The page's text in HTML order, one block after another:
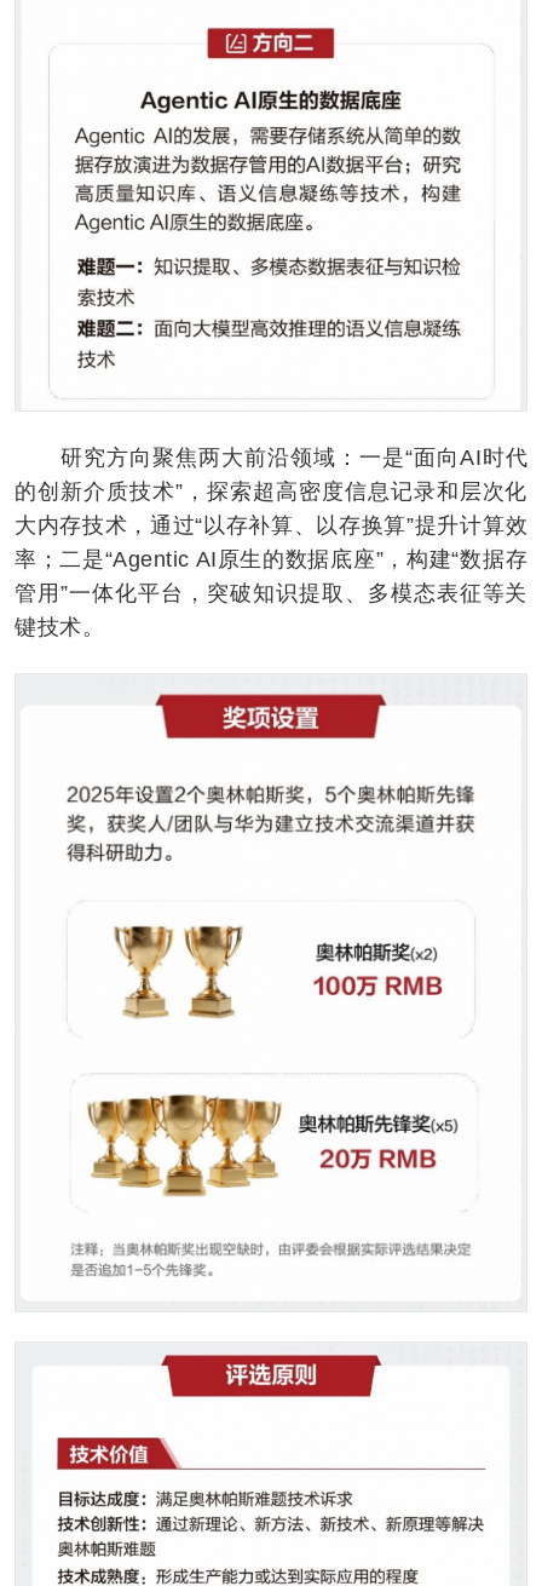
研究方向聚焦两大前沿领域：一是“面向AI时代
的创新介质技术”，探索超高密度信息记录和层次化
大内存技术，通过“以存补算、以存换算”提升计算效
率；二是“Agentic AI原生的数据底座”，构建“数据存
管用”一体化平台，突破知识提取、多模态表征等关
键技术。